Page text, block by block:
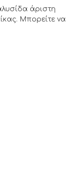
άριστη
Μπορείτε να